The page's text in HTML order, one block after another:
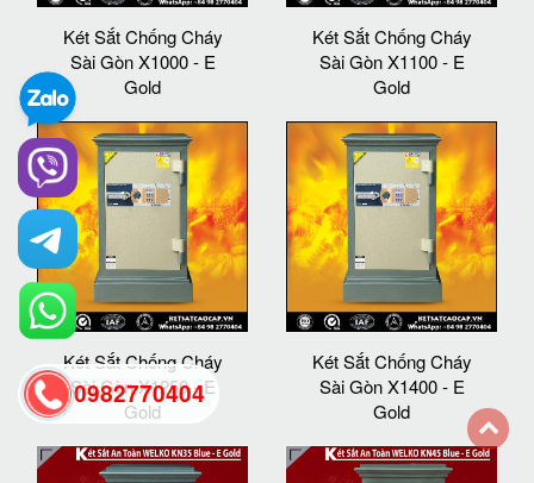
Két Sắt Chống Cháy
Sài Gòn X1000 - E
Gold
Két Sắt Chống Cháy
Sài Gòn X1100 - E
Gold
Két Sắt Chống Cháy
Sài Gòn X1250 - E
Gold
Két Sắt Chống Cháy
Sài Gòn X1400 - E
Gold
0982770404
back